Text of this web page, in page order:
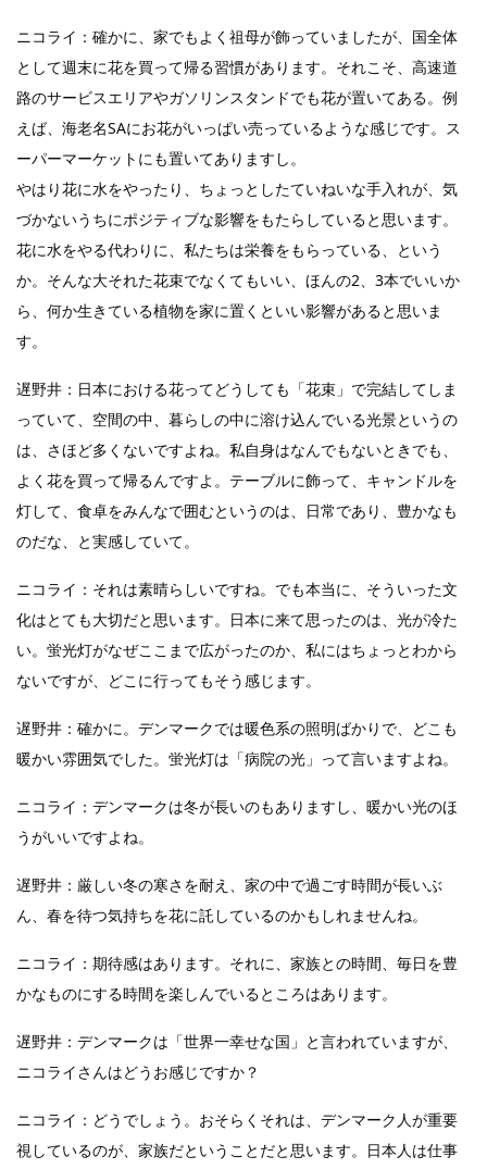
ニコライ：確かに、家でもよく祖母が飾っていましたが、国全体
として週末に花を買って帰る習慣があります。それこそ、高速道
路のサービスエリアやガソリンスタンドでも花が置いてある。例
えば、海老名SAにお花がいっぱい売っているような感じです。ス
ーパーマーケットにも置いてありますし。
やはり花に水をやったり、ちょっとしたていねいな手入れが、気
づかないうちにポジティブな影響をもたらしていると思います。
花に水をやる代わりに、私たちは栄養をもらっている、という
か。そんな大それた花束でなくてもいい、ほんの2、3本でいいか
ら、何か生きている植物を家に置くといい影響があると思いま
す。
遅野井：日本における花ってどうしても「花束」で完結してしま
っていて、空間の中、暮らしの中に溶け込んでいる光景というの
は、さほど多くないですよね。私自身はなんでもないときでも、
よく花を買って帰るんですよ。テーブルに飾って、キャンドルを
灯して、食卓をみんなで囲むというのは、日常であり、豊かなも
のだな、と実感していて。
ニコライ：それは素晴らしいですね。でも本当に、そういった文
化はとても大切だと思います。日本に来て思ったのは、光が冷た
い。蛍光灯がなぜここまで広がったのか、私にはちょっとわから
ないですが、どこに行ってもそう感じます。
遅野井：確かに。デンマークでは暖色系の照明ばかりで、どこも
暖かい雰囲気でした。蛍光灯は「病院の光」って言いますよね。
ニコライ：デンマークは冬が長いのもありますし、暖かい光のほ
うがいいですよね。
遅野井：厳しい冬の寒さを耐え、家の中で過ごす時間が長いぶ
ん、春を待つ気持ちを花に託しているのかもしれませんね。
ニコライ：期待感はあります。それに、家族との時間、毎日を豊
かなものにする時間を楽しんでいるところはあります。
遅野井：デンマークは「世界一幸せな国」と言われていますが、
ニコライさんはどうお感じですか？
ニコライ：どうでしょう。おそらくそれは、デンマーク人が重要
視しているのが、家族だということだと思います。日本人は仕事